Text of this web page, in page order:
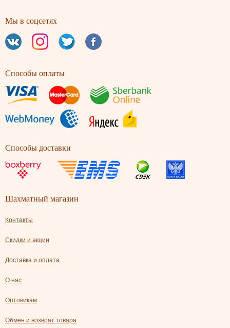
Мы в соцсетях
Способы оплаты
Способы доставки
Шахматный магазин
Контакты
Скидки и акции
Доставка и оплата
О нас
Оптовикам
Обмен и возврат товара